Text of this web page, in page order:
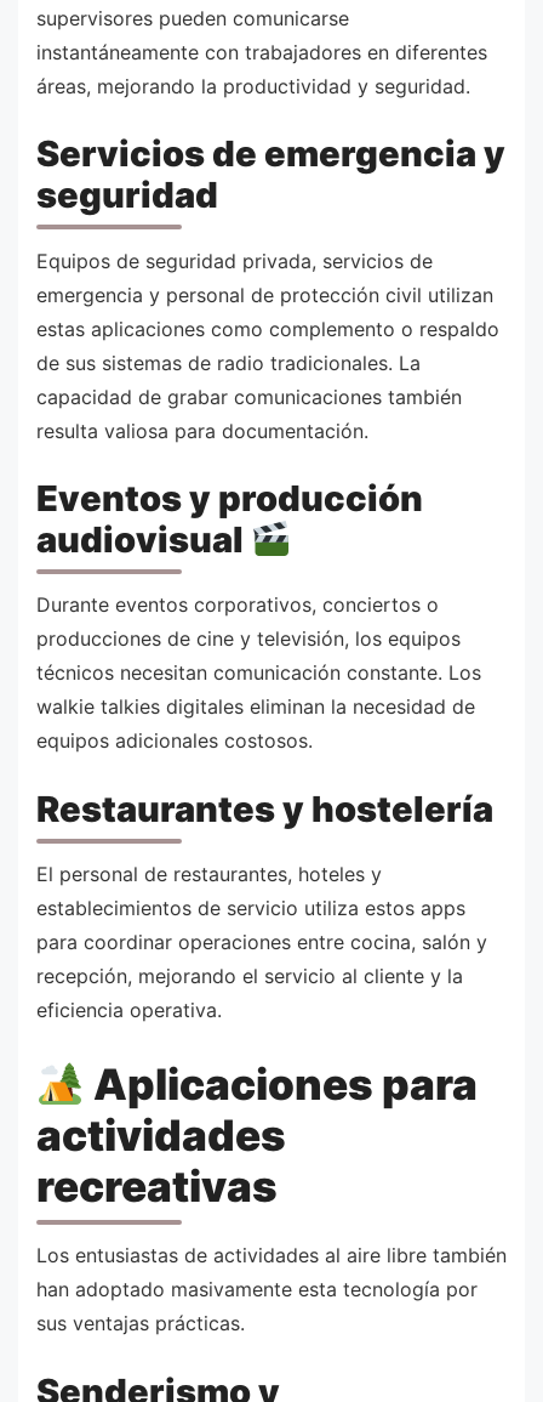
supervisores pueden comunicarse
instantáneamente con trabajadores en diferentes
áreas, mejorando la productividad y seguridad.
Servicios de emergencia y
seguridad
Equipos de seguridad privada, servicios de
emergencia y personal de protección civil utilizan
estas aplicaciones como complemento o respaldo
de sus sistemas de radio tradicionales. La
capacidad de grabar comunicaciones también
resulta valiosa para documentación.
Eventos y producción
audiovisual
Durante eventos corporativos, conciertos o
producciones de cine y televisión, los equipos
técnicos necesitan comunicación constante. Los
walkie talkies digitales eliminan la necesidad de
equipos adicionales costosos.
Restaurantes y hostelería
El personal de restaurantes, hoteles y
establecimientos de servicio utiliza estos apps
para coordinar operaciones entre cocina, salón y
recepción, mejorando el servicio al cliente y la
eficiencia operativa.
Aplicaciones para
actividades
recreativas
Los entusiastas de actividades al aire libre también
han adoptado masivamente esta tecnología por
sus ventajas prácticas.
Senderismo y